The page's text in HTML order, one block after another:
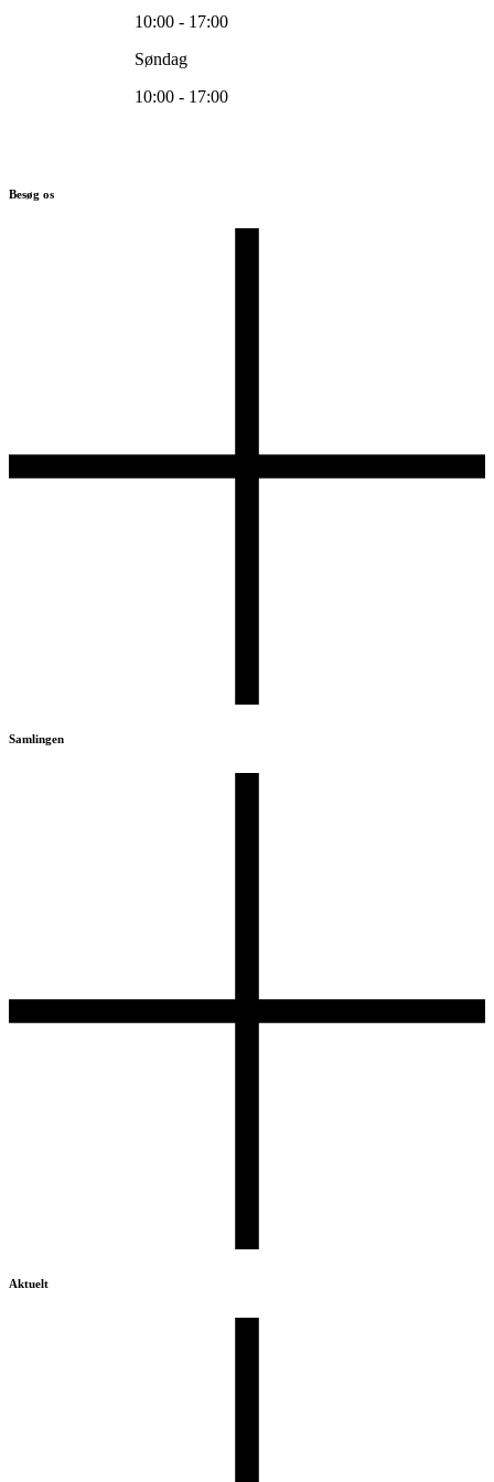
10:00 - 17:00
Søndag
10:00 - 17:00
Besøg os
Samlingen
Aktuelt